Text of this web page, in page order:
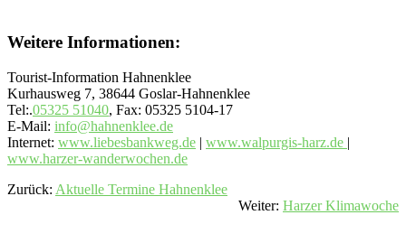
Weitere Informationen:
Tourist-Information Hahnenklee
Kurhausweg 7, 38644 Goslar-Hahnenklee
Tel:.05325 51040, Fax: 05325 5104-17
E-Mail: info@hahnenklee.de
Internet: www.liebesbankweg.de | www.walpurgis-harz.de |
www.harzer-wanderwochen.de
Zurück: Aktuelle Termine Hahnenklee
Weiter: Harzer Klimawoche